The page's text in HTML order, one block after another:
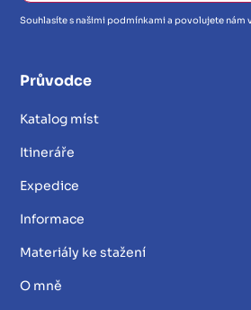
Souhlasíte s našimi podmínkami a povolujete nám
Průvodce
Katalog míst
Itineráře
Expedice
Informace
Materiály ke stažení
O mně